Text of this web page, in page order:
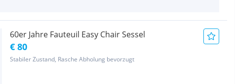
60er Jahre Fauteuil Easy Chair Sessel
€ 80
Stabiler Zustand, Rasche Abholung bevorzugt